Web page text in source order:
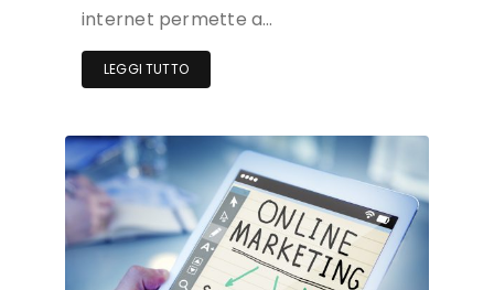
internet permette a…
LEGGI TUTTO